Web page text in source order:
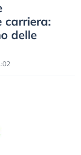
carriera:
delle